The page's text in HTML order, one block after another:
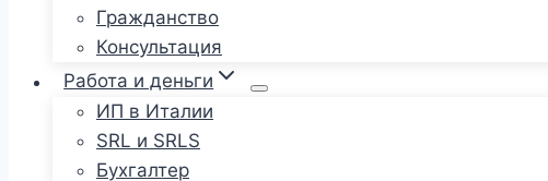
Гражданство
Консультация
Работа и деньги
ИП в Италии
SRL и SRLS
Бухгалтер